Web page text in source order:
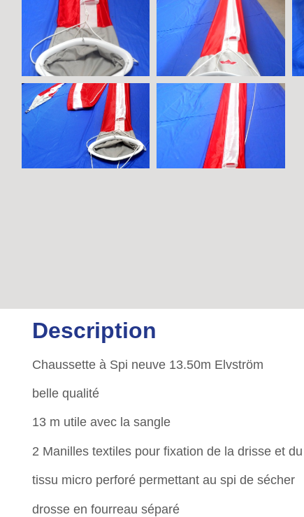
Description
Chaussette à Spi neuve 13.50m Elvström
belle qualité
13 m utile avec la sangle
2 Manilles textiles pour fixation de la drisse et
tissu micro perforé permettant au spi de sécher
drosse en fourreau séparé